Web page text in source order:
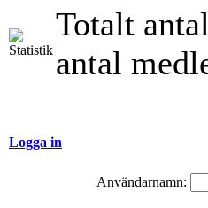
Totalt
antal
Logga in
Användarnamn: